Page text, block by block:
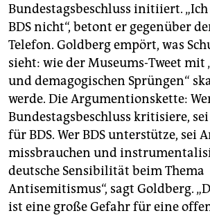
Bundestagsbeschluss initiiert.
BDS nicht“, betont er gegenüber
Telefon. Goldberg empört, was
sieht: wie der Museums-Tweet mit
und demagogischen Sprüngen“
werde. Die Argumentionskette:
Bundestagsbeschluss kritisiere,
für BDS. Wer BDS unterstütze, sei
missbrauchen und
deutsche Sensibilität beim Thema
Antisemitismus“, sagt Goldberg.
ist eine große Gefahr für eine